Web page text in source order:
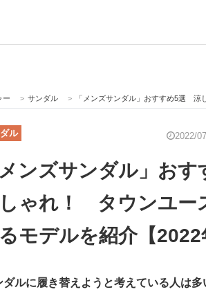
ジ ITの今と未来を見通す
AI活用のいまが分かる
ト 企業向けIT製品の総合サイト
ー > サンダル > 「メンズサンダル」おすすめ5選 涼しくておしゃ
ル 2022/
メンズサンダル」お
ゃれ！ タウンユー
モデルを紹介【2022
ルに履き替えようと考えている人は